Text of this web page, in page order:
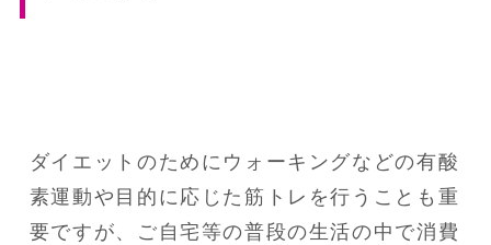
ダイエットのためにウォーキングなどの有酸
素運動や目的に応じた筋トレを行うことも重
要ですが、ご自宅等の普段の生活の中で消費